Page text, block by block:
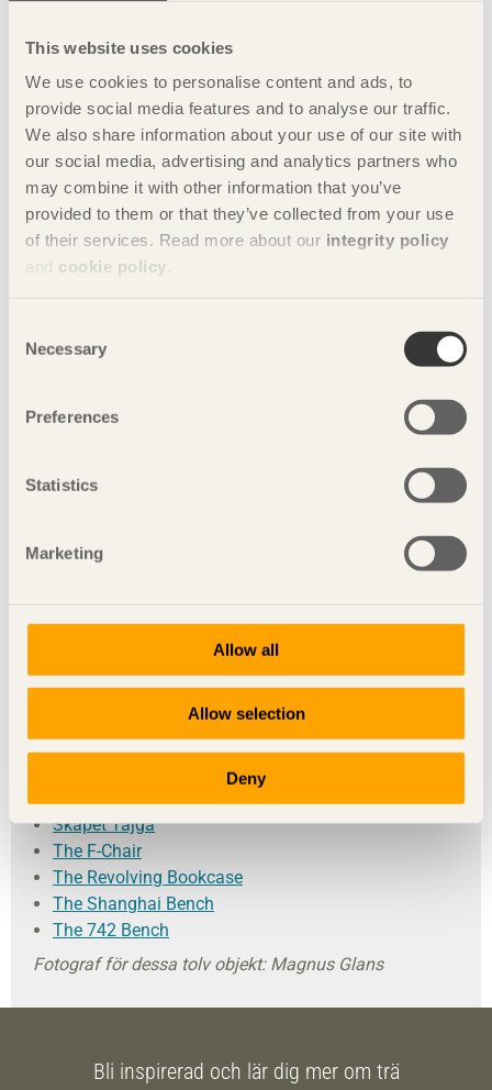
This website uses cookies
We use cookies to personalise content and ads, to
provide social media features and to analyse our traffic.
We also share information about your use of our site with
our social media, advertising and analytics partners who
may combine it with other information that you’ve
provided to them or that they’ve collected from your use
of their services. Read more about our integrity policy
and cookie policy
Selection
Necessary
Preferences
Statistics
Marketing
Allow all
Allow selection
Deny
Dela denna sida:
Garderoben Brus
Kaffebordet Radius
Skåpet Tajga
The F-Chair
The Revolving Bookcase
The Shanghai Bench
The 742 Bench
Fotograf för dessa tolv objekt: Magnus Glans
Bli inspirerad och lär dig mer om trä